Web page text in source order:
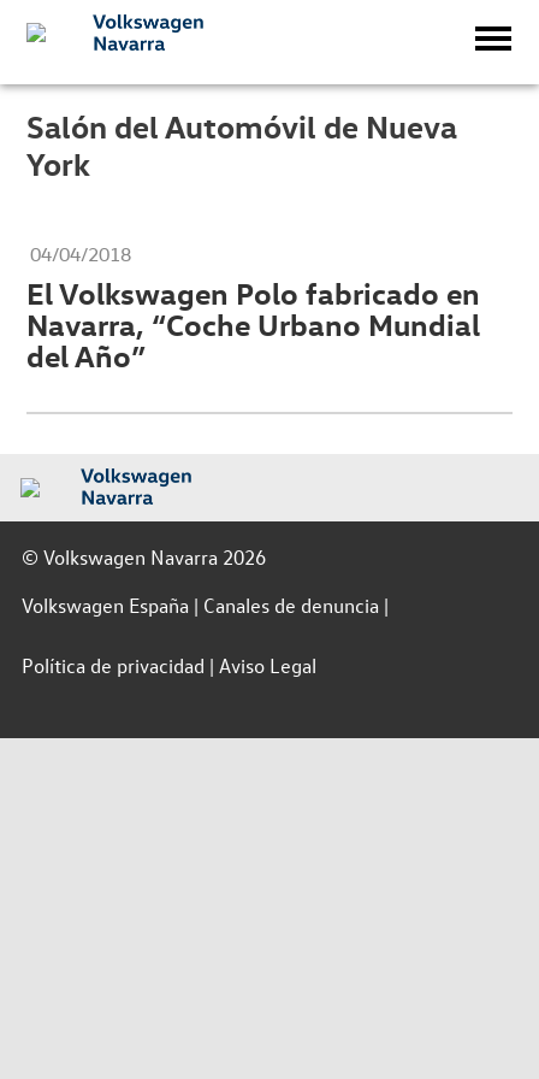
Salón del Automóvil de Nueva
York
04/04/2018
El Volkswagen Polo fabricado en
Navarra, “Coche Urbano Mundial
del Año”
© Volkswagen Navarra 2026
Volkswagen España
Canales de denuncia
Política de privacidad Aviso Legal